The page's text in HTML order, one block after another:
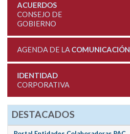
ACUERDOS
CONSEJO DE
GOBIERNO
AGENDA DE LA COMUNICACIÓN
IDENTIDAD
CORPORATIVA
DESTACADOS